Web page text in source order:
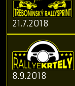
21.7.2018
8.9.2018